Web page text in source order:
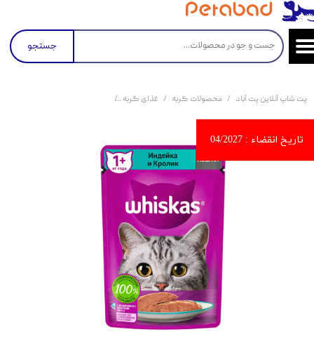
جستجو
پت شاپ آنلاین پت آباد محصولات گربه غذای گربه